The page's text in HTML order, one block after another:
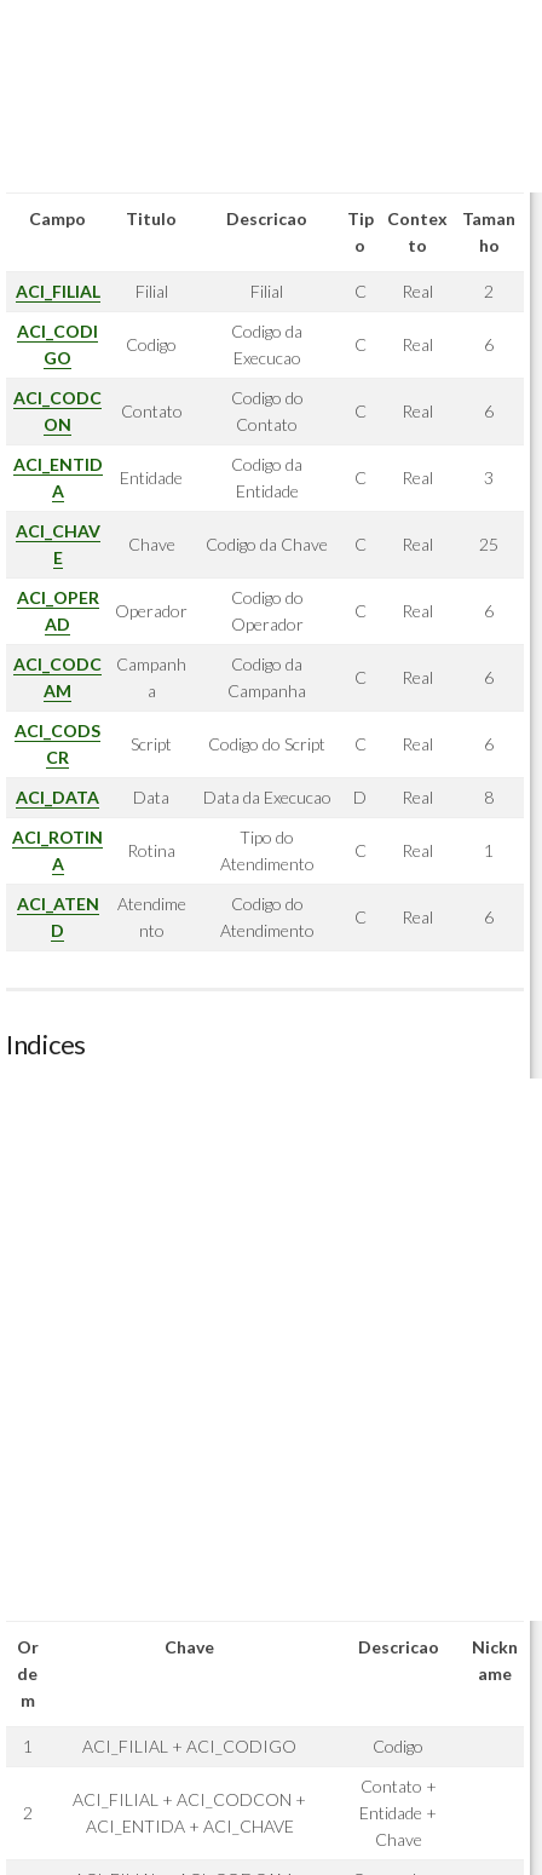
Campo Titulo Descricao
Tip
o
Contex
to
Taman
ho
ACI_FILIAL Filial Filial C Real
2
ACI_CODI
GO
Codigo
Codigo da
Execucao
C Real 6
ACI_CODC
ON
Contato
Codigo do
Contato
C Real 6
ACI_ENTID
A
Entidade
Codigo da
Entidade
C Real 3
ACI_CHAV
E
Chave Codigo da Chave C Real 25
ACI_OPER
AD
Operador
Codigo do
Operador
C Real 6
ACI_CODC
AM
Campanh
a
Codigo da
Campanha
C Real 6
ACI_CODS
CR
Script Codigo do Script C Real 6
ACI_DATA Data Data da Execucao D Real
8
ACI_ROTIN
A
Rotina
Tipo do
Atendimento
C Real 1
ACI_ATEN
D
Atendime
nto
Codigo do
Atendimento
C Real 6
Indices
Or
de
m
Chave Descricao
Nickn
ame
1 ACI_FILIAL + ACI_CODIGO Codigo
2
ACI_FILIAL + ACI_CODCON +
ACI_ENTIDA + ACI_CHAVE
Contato +
Entidade +
Chave